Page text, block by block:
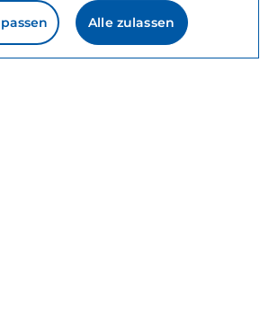
Events
Alle zulassen